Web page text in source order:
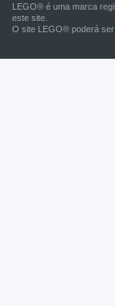
LEGO® é uma marca
este site.
O site LEGO® poderá